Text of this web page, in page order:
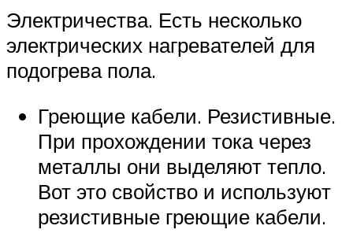
Электричества. Есть несколько
электрических нагревателей для
подогрева пола.
Греющие кабели. Резистивные.
При прохождении тока через
металлы они выделяют тепло.
Вот это свойство и используют
резистивные греющие кабели.